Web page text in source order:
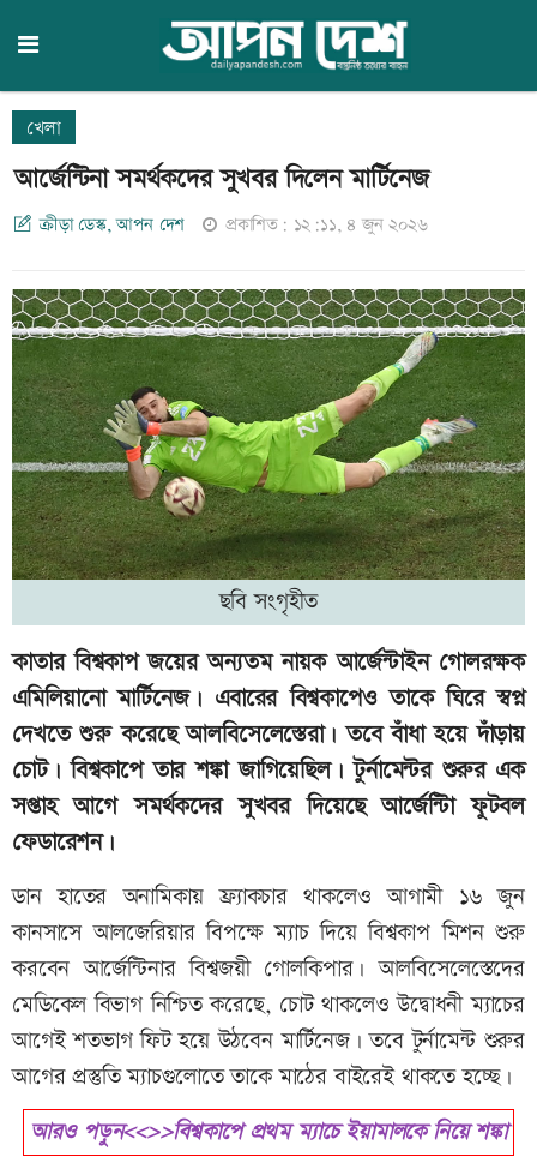
খেলা
আর্জেন্টিনা সমর্থকদের সুখবর দিলেন মার্টিনেজ
ক্রীড়া ডেস্ক, আপন দেশ প্রকাশিত: ১২:১১, ৪ জুন ২০২৬
ছবি সংগৃহীত
কাতার বিশ্বকাপ জয়ের অন্যতম নায়ক আর্জেন্টাইন গোলরক্ষক
এমিলিয়ানো মার্টিনেজ। এবারের বিশ্বকাপেও তাকে ঘিরে স্বপ্ন
দেখতে শুরু করেছে আলবিসেলেস্তেরা। তবে বাঁধা হয়ে দাঁড়ায়
চোট। বিশ্বকাপে তার শঙ্কা জাগিয়েছিল। টুর্নামেন্টর শুরুর এক
সপ্তাহ আগে সমর্থকদের সুখবর দিয়েছে আর্জেন্টিা ফুটবল
ফেডারেশন।
ডান হাতের অনামিকায় ফ্র্যাকচার থাকলেও আগামী ১৬ জুন
কানসাসে আলজেরিয়ার বিপক্ষে ম্যাচ দিয়ে বিশ্বকাপ মিশন শুরু
করবেন আর্জেন্টিনার বিশ্বজয়ী গোলকিপার। আলবিসেলেস্তেদের
মেডিকেল বিভাগ নিশ্চিত করেছে, চোট থাকলেও উদ্বোধনী ম্যাচের
আগেই শতভাগ ফিট হয়ে উঠবেন মার্টিনেজ। তবে টুর্নামেন্ট শুরুর
আগের প্রস্তুতি ম্যাচগুলোতে তাকে মাঠের বাইরেই থাকতে হচ্ছে।
আরও পড়ুন<<>>বিশ্বকাপে প্রথম ম্যাচে ইয়ামালকে নিয়ে শঙ্কা